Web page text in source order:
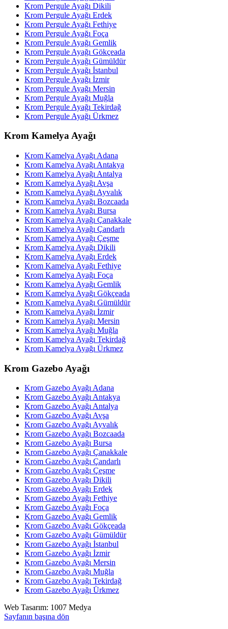
Krom Pergule Ayağı Dikili
Krom Pergule Ayağı Erdek
Krom Pergule Ayağı Fethiye
Krom Pergule Ayağı Foça
Krom Pergule Ayağı Gemlik
Krom Pergule Ayağı Gökçeada
Krom Pergule Ayağı Gümüldür
Krom Pergule Ayağı İstanbul
Krom Pergule Ayağı İzmir
Krom Pergule Ayağı Mersin
Krom Pergule Ayağı Muğla
Krom Pergule Ayağı Tekirdağ
Krom Pergule Ayağı Ürkmez
Krom Kamelya Ayağı
Krom Kamelya Ayağı Adana
Krom Kamelya Ayağı Antakya
Krom Kamelya Ayağı Antalya
Krom Kamelya Ayağı Avşa
Krom Kamelya Ayağı Ayvalık
Krom Kamelya Ayağı Bozcaada
Krom Kamelya Ayağı Bursa
Krom Kamelya Ayağı Çanakkale
Krom Kamelya Ayağı Çandarlı
Krom Kamelya Ayağı Çeşme
Krom Kamelya Ayağı Dikili
Krom Kamelya Ayağı Erdek
Krom Kamelya Ayağı Fethiye
Krom Kamelya Ayağı Foça
Krom Kamelya Ayağı Gemlik
Krom Kamelya Ayağı Gökçeada
Krom Kamelya Ayağı Gümüldür
Krom Kamelya Ayağı İzmir
Krom Kamelya Ayağı Mersin
Krom Kamelya Ayağı Muğla
Krom Kamelya Ayağı Tekirdağ
Krom Kamelya Ayağı Ürkmez
Krom Gazebo Ayağı
Krom Gazebo Ayağı Adana
Krom Gazebo Ayağı Antakya
Krom Gazebo Ayağı Antalya
Krom Gazebo Ayağı Avşa
Krom Gazebo Ayağı Ayvalık
Krom Gazebo Ayağı Bozcaada
Krom Gazebo Ayağı Bursa
Krom Gazebo Ayağı Çanakkale
Krom Gazebo Ayağı Çandarlı
Krom Gazebo Ayağı Çeşme
Krom Gazebo Ayağı Dikili
Krom Gazebo Ayağı Erdek
Krom Gazebo Ayağı Fethiye
Krom Gazebo Ayağı Foça
Krom Gazebo Ayağı Gemlik
Krom Gazebo Ayağı Gökçeada
Krom Gazebo Ayağı Gümüldür
Krom Gazebo Ayağı İstanbul
Krom Gazebo Ayağı İzmir
Krom Gazebo Ayağı Mersin
Krom Gazebo Ayağı Muğla
Krom Gazebo Ayağı Tekirdağ
Krom Gazebo Ayağı Ürkmez
Web Tasarım: 1007 Medya
Sayfanın başına dön